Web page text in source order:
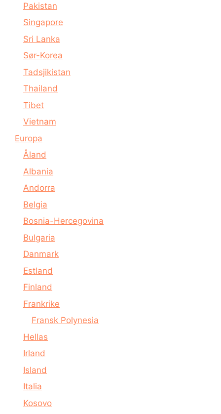
Pakistan
Singapore
Sri Lanka
Sør-Korea
Tadsjikistan
Thailand
Tibet
Vietnam
Europa
Åland
Albania
Andorra
Belgia
Bosnia-Hercegovina
Bulgaria
Danmark
Estland
Finland
Frankrike
Fransk Polynesia
Hellas
Irland
Island
Italia
Kosovo